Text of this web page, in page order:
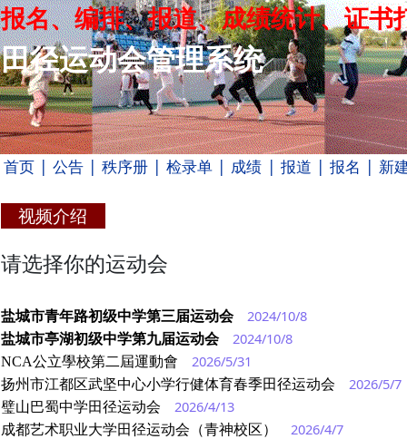
报名、编排、报道、成绩统计、证书
田径运动会管理系统
首页 | 公告 | 秩序册 | 检录单 | 成绩 | 报道 | 报名 | 新
视频介绍
请选择你的运动会
盐城市青年路初级中学第三届运动会2024/10/8
盐城市亭湖初级中学第九届运动会2024/10/8
NCA公立學校第二屆運動會 2026/5/31
扬州市江都区武坚中心小学行健体育春季田径运动会 2026/5/7
璧山巴蜀中学田径运动会 2026/4/13
成都艺术职业大学田径运动会（青神校区） 2026/4/7